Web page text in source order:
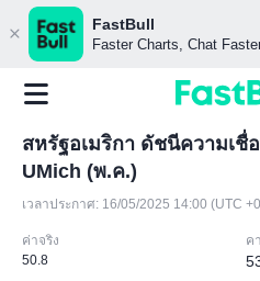
FastBull
Faster Charts, Chat Faster
สหรัฐอเมริกา ดัชนีความเชื่
UMich (พ.ค.)
เวลาประกาศ: 16/05/2025 14:00 (UTC
ค่าจริง
50.8
ค